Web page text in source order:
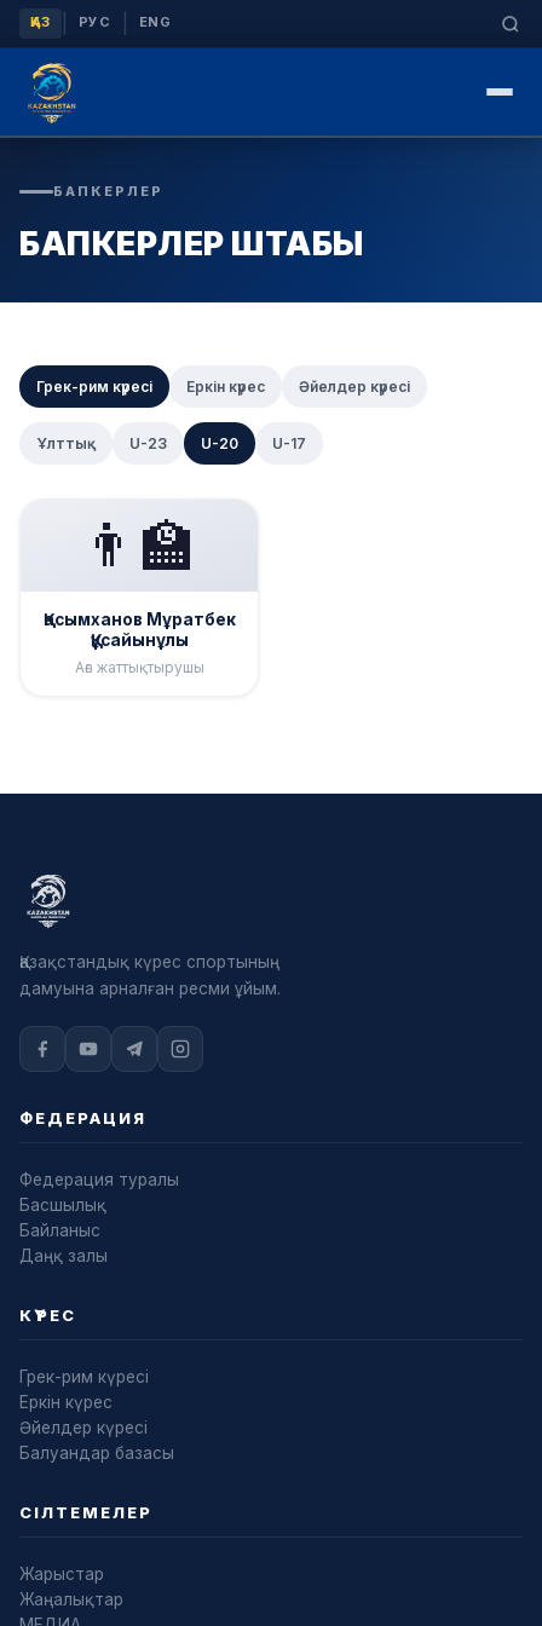
ҚАЗ РУС ENG
БАПКЕРЛЕР
БАПКЕРЛЕР ШТАБЫ
Грек-рим күресі Еркін күрес Әйелдер күресі
Ұлттық U-23 U-20 U-17
👨‍🏫
Қасымханов Мұратбек
Құсайынұлы
Аға жаттықтырушы
Қазақстандық күрес спортының
дамуына арналған ресми ұйым.
ФЕДЕРАЦИЯ
Федерация туралы
Басшылық
Байланыс
Даңқ залы
КҮРЕС
Грек-рим күресі
Еркін күрес
Әйелдер күресі
Балуандар базасы
СІЛТЕМЕЛЕР
Жарыстар
Жаңалықтар